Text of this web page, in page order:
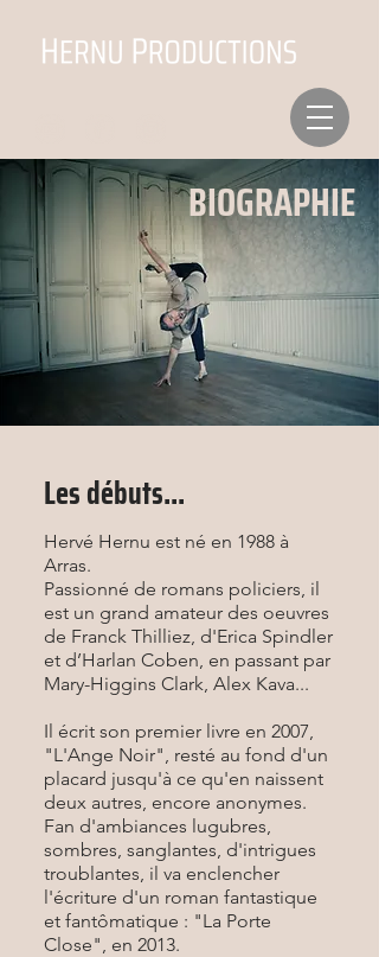
BIOGRAPHIE
Les débuts...
Hervé Hernu est né en 1988 à
Arras.
Passionné de romans policiers, il
est un grand amateur des oeuvres
de Franck Thilliez, d'Erica Spindler
et d’Harlan Coben, en passant par
Mary-Higgins Clark, Alex Kava...
Il écrit son premier livre en 2007,
"L'Ange Noir", resté au fond d'un
placard jusqu'à ce qu'en naissent
deux autres, encore anonymes.
Fan d'ambiances lugubres,
sombres, sanglantes, d'intrigues
troublantes, il va enclencher
l'écriture d'un roman fantastique
et fantômatique : "La Porte
Close", en 2013.